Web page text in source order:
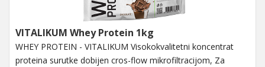
VITALIKUM Whey Protein 1kg
WHEY PROTEIN - VITALIKUM Visokokvalitetni koncentrat
proteina surutke dobijen cros-flow mikrofiltracijom, Za